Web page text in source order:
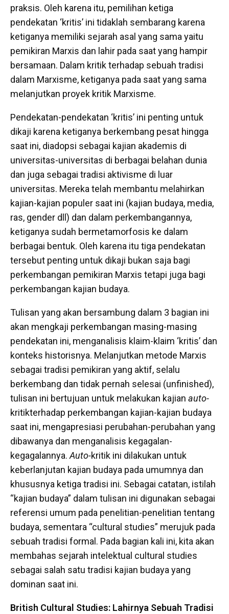
praksis. Oleh karena itu, pemilihan ketiga
pendekatan ‘kritis’ ini tidaklah sembarang karena
ketiganya memiliki sejarah asal yang sama yaitu
pemikiran Marxis dan lahir pada saat yang hampir
bersamaan. Dalam kritik terhadap sebuah tradisi
dalam Marxisme, ketiganya pada saat yang sama
melanjutkan proyek kritik Marxisme.
Pendekatan-pendekatan ‘kritis’ ini penting untuk
dikaji karena ketiganya berkembang pesat hingga
saat ini, diadopsi sebagai kajian akademis di
universitas-universitas di berbagai belahan dunia
dan juga sebagai tradisi aktivisme di luar
universitas. Mereka telah membantu melahirkan
kajian-kajian populer saat ini (kajian budaya, media,
ras, gender dll) dan dalam perkembangannya,
ketiganya sudah bermetamorfosis ke dalam
berbagai bentuk. Oleh karena itu tiga pendekatan
tersebut penting untuk dikaji bukan saja bagi
perkembangan pemikiran Marxis tetapi juga bagi
perkembangan kajian budaya.
Tulisan yang akan bersambung dalam 3 bagian ini
akan mengkaji perkembangan masing-masing
pendekatan ini, menganalisis klaim-klaim ‘kritis’ dan
konteks historisnya. Melanjutkan metode Marxis
sebagai tradisi pemikiran yang aktif, selalu
berkembang dan tidak pernah selesai (unfinished),
tulisan ini bertujuan untuk melakukan kajian auto-
kritikterhadap perkembangan kajian-kajian budaya
saat ini, mengapresiasi perubahan-perubahan yang
dibawanya dan menganalisis kegagalan-
kegagalannya.Auto-kritik ini dilakukan untuk
keberlanjutan kajian budaya pada umumnya dan
khususnya ketiga tradisi ini. Sebagai catatan, istilah
“kajian budaya” dalam tulisan ini digunakan sebagai
referensi umum pada penelitian-penelitian tentang
budaya, sementara “cultural studies” merujuk pada
sebuah tradisi formal. Pada bagian kali ini, kita akan
membahas sejarah intelektual cultural studies
sebagai salah satu tradisi kajian budaya yang
dominan saat ini.
British Cultural Studies: Lahirnya Sebuah Tradisi